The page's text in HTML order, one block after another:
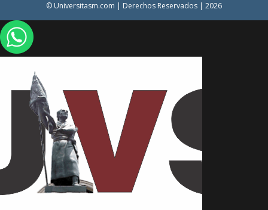
© Universitasm.com | Derechos Reservados | 2026